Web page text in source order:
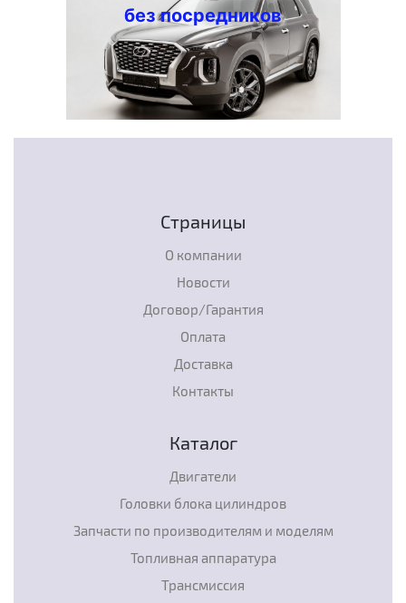
без посредников
Страницы
О компании
Новости
Договор/Гарантия
Оплата
Доставка
Контакты
Каталог
Двигатели
Головки блока цилиндров
Запчасти по производителям и моделям
Топливная аппаратура
Трансмиссия